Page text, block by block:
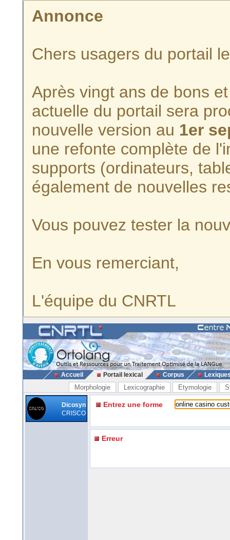
Annonce
Chers usagers du portail
Après vingt ans de bons
actuelle du portail sera
nouvelle version au 1er
une refonte complète de
supports (ordinateurs,
également de nouvelles
Vous pouvez tester la
En vous remerciant,
L'équipe du CNRTL
Accueil Portail lexical Corpus
Morphologie Lexicographie Etymologie
Dicosyn
CRISCO
Entrez une forme
Erreur